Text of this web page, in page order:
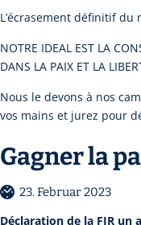
L’écrasement définitif du
NOTRE IDEAL EST LA
DANS LA PAIX ET LA
Nous le devons à nos
vos mains et jurez pour
Gagner la
23. Februar 2023
Déclaration de la FIR un